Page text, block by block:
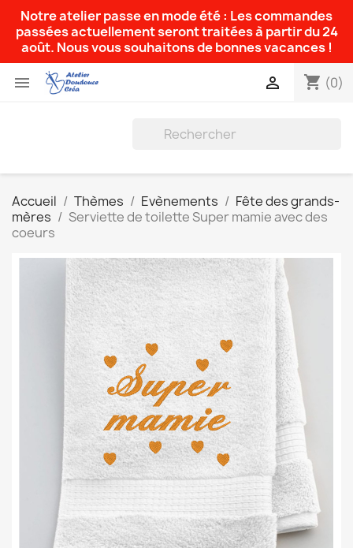
Notre atelier passe en mode été : Les commandes
passées actuellement seront traitées à partir du 24
août. Nous vous souhaitons de bonnes vacances !
 shopping_cart (0)

Accueil Thèmes Evènements
Fête des grands-
mères
Serviette de toilette Super mamie avec des
coeurs